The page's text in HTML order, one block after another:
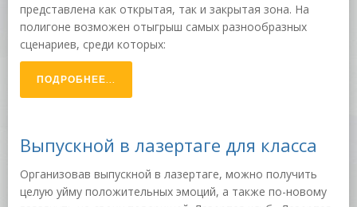
представлена как открытая, так и закрытая зона. На
полигоне возможен отыгрыш самых разнообразных
сценариев, среди которых:
ПОДРОБНЕЕ...
Выпускной в лазертаге для класса
Организовав выпускной в лазертаге, можно получить
целую уйму положительных эмоций, а также по-новому